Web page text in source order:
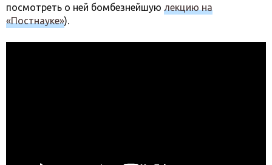
посмотреть о ней бомбезнейшую лекцию на
«Постнауке»).